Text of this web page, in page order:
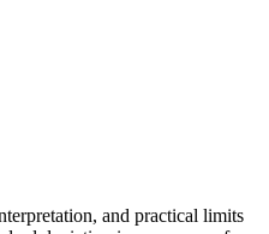
and practical limits